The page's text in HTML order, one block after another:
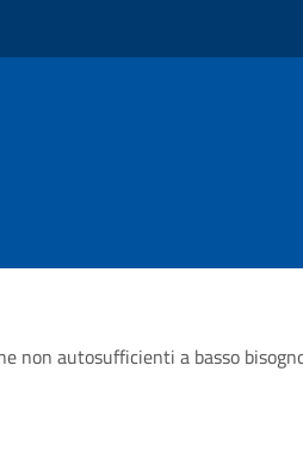
non autosufficienti a basso